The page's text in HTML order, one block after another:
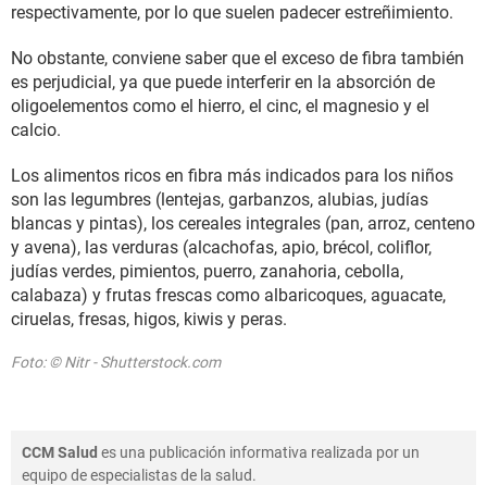
respectivamente, por lo que suelen padecer estreñimiento.
No obstante, conviene saber que el exceso de fibra también
es perjudicial, ya que puede interferir en la absorción de
oligoelementos como el hierro, el cinc, el magnesio y el
calcio.
Los alimentos ricos en fibra más indicados para los niños
son las legumbres (lentejas, garbanzos, alubias, judías
blancas y pintas), los cereales integrales (pan, arroz, centeno
y avena), las verduras (alcachofas, apio, brécol, coliflor,
judías verdes, pimientos, puerro, zanahoria, cebolla,
calabaza) y frutas frescas como albaricoques, aguacate,
ciruelas, fresas, higos, kiwis y peras.
Foto: © Nitr - Shutterstock.com
CCM Salud es una publicación informativa realizada por un
equipo de especialistas de la salud.